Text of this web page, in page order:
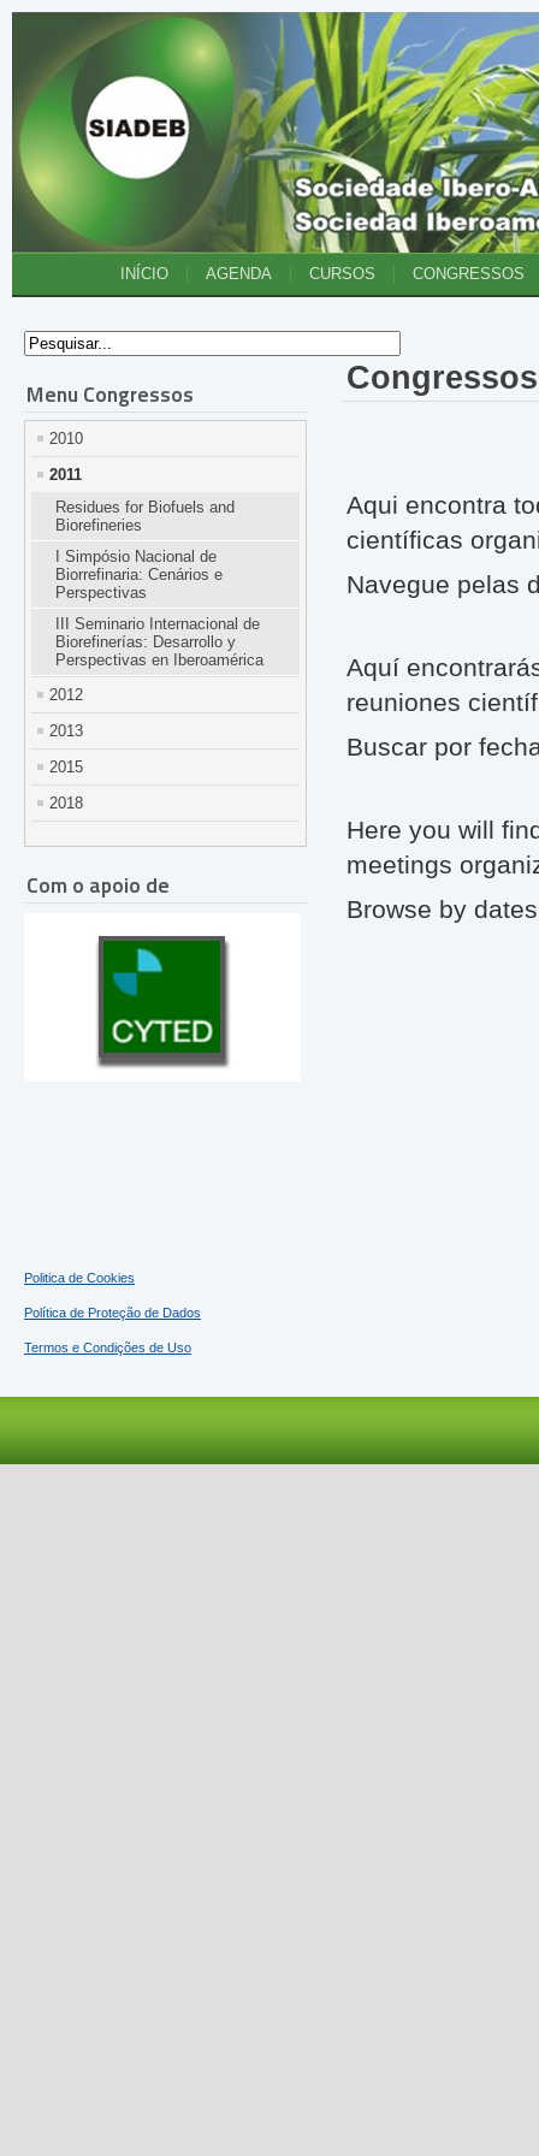
INÍCIO AGENDA CURSOS CONGRESSOS
Menu Congressos
2010
2011
Residues for Biofuels and
Biorefineries
I Simpósio Nacional de
Biorrefinaria: Cenários e
Perspectivas
III Seminario Internacional de
Biorefinerías: Desarrollo y
Perspectivas en Iberoamérica
2012
2013
2015
2018
Com o apoio de
Politica de Cookies
Política de Proteção de Dados
Termos e Condições de Uso
Aqui encontra
científicas
Navegue pelas
Aquí
reuniones
Buscar por
Here you will
meetings
Browse by